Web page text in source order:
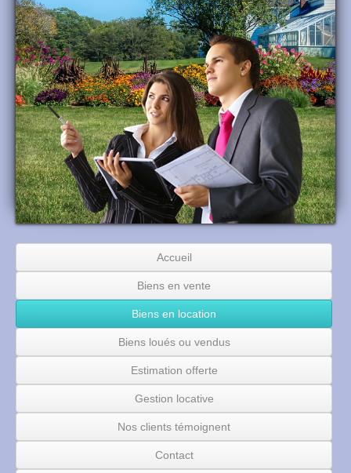
Accueil
Biens en vente
Biens en location
Biens loués ou vendus
Estimation offerte
Gestion locative
Nos clients témoignent
Contact